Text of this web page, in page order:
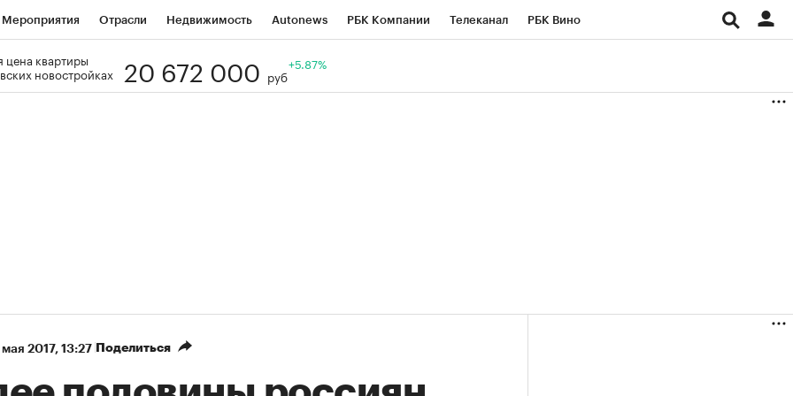
Мероприятия Отрасли Недвижимость Autonews РБК Компании Телеканал РБК Вино
Визионеры
цена квартиры
новостройках
20 672 000 руб
+5.87%
2017, 13:27 Поделиться